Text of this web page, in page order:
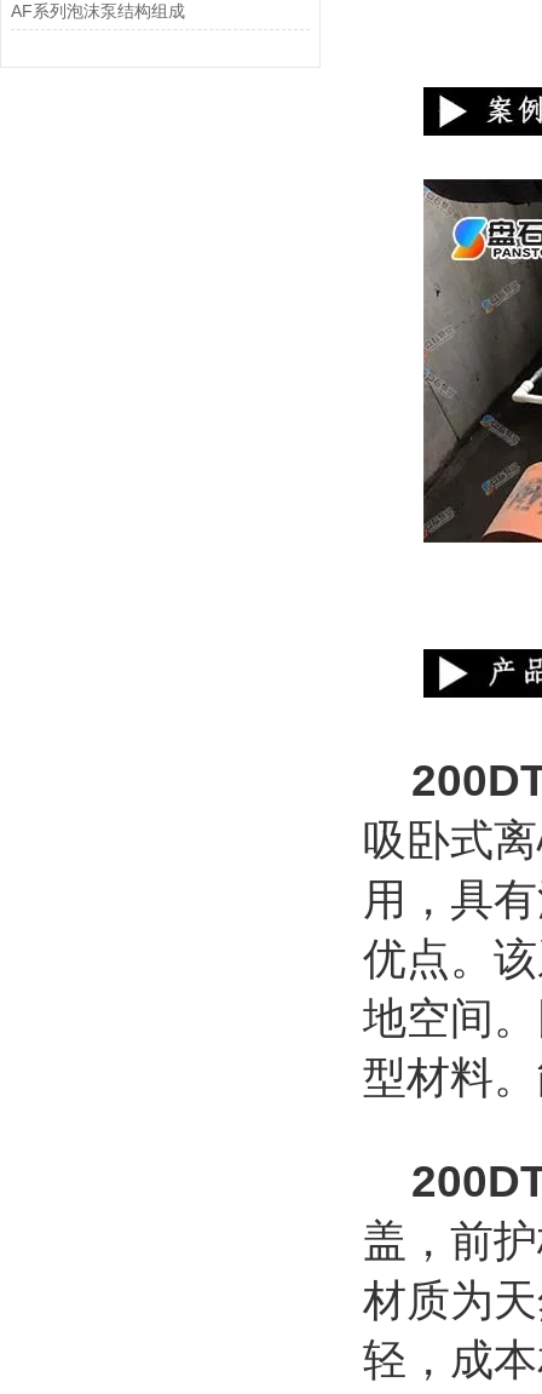
AF系列泡沫泵结构组成
吸卧式
用，具
优点。
地空间
型材料
盖，前
材质为
轻，成